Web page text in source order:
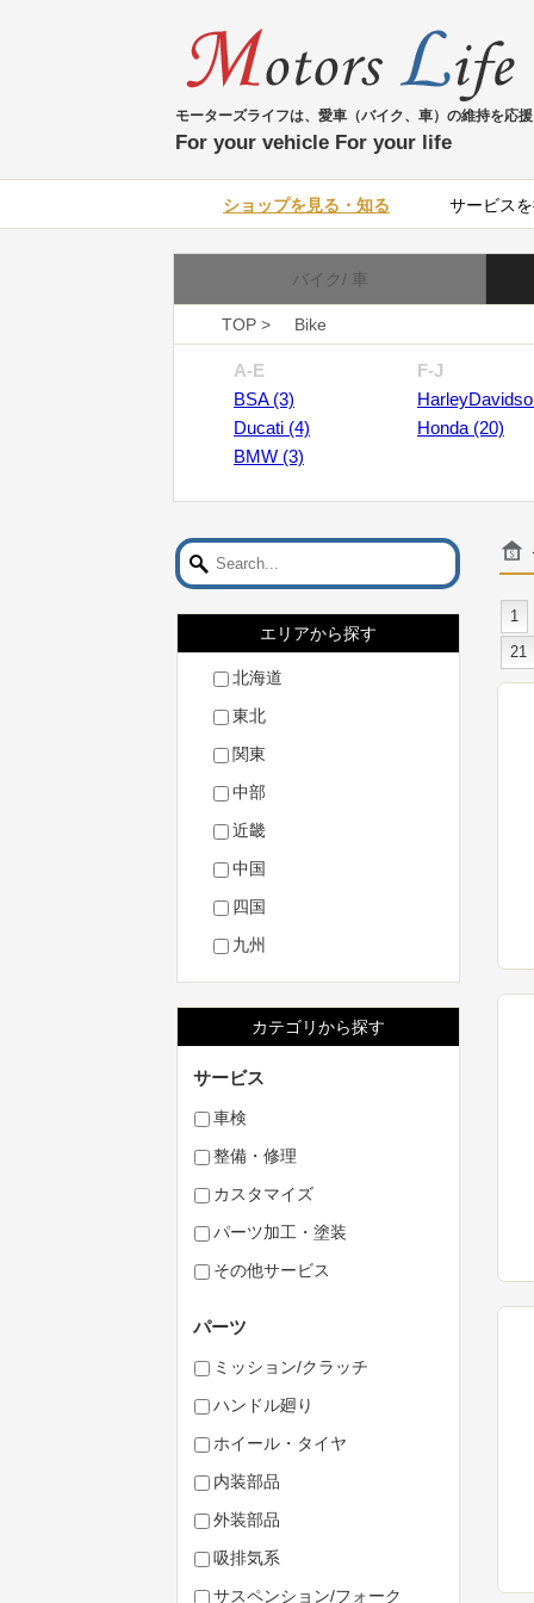
モーターズライフは、愛車（バイク、車）の維持を応援
For your vehicle For your life
ショップを見る・知る サービス
バイク/ 車
TOP > Bike
A-E
BSA (3)
Ducati (4)
BMW (3)
F-J
Honda (20)
エリアから探す
北海道
東北
関東
中部
近畿
中国
四国
九州
カテゴリから探す
サービス
車検
整備・修理
カスタマイズ
パーツ加工・塗装
その他サービス
パーツ
ミッション/クラッチ
ハンドル廻り
ホイール・タイヤ
内装部品
外装部品
吸排気系
サスペンション/フォーク
1
21